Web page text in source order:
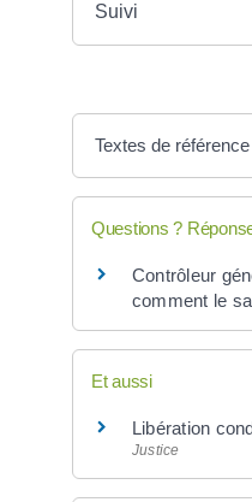
Suivi
Textes de référence
Questions ?
Contrôleur
comment le
Et aussi
Libération
Justice